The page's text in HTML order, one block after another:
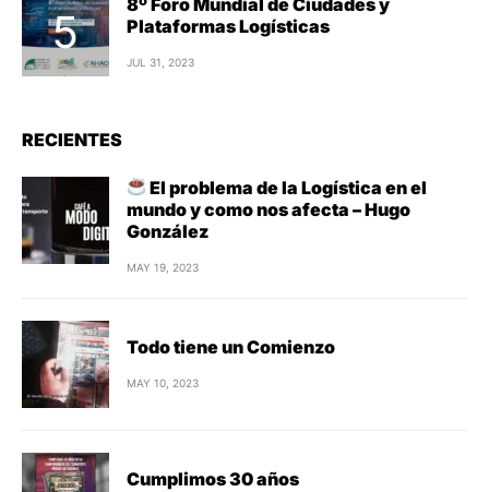
8º Foro Mundial de Ciudades y
Plataformas Logísticas
JUL 31, 2023
RECIENTES
El problema de la Logística en el
mundo y como nos afecta – Hugo
González
MAY 19, 2023
Todo tiene un Comienzo
MAY 10, 2023
Cumplimos 30 años